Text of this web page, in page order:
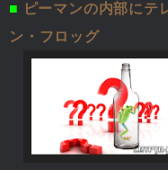
■ ピーマンの内部にテ
ン・フロッグ